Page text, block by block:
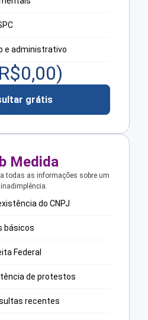
e administrativo
0,00)
grátis
Medida
todas as informações sobre um
do CNPJ
básicos
Federal
de protestos
recentes